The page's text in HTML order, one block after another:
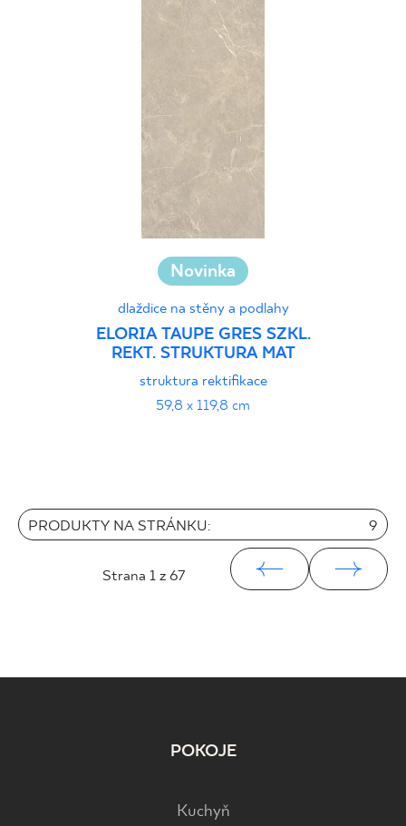
Novinka
dlaždice na stěny a podlahy
ELORIA TAUPE GRES SZKL.
REKT. STRUKTURA MAT
struktura rektifikace
59,8 x 119,8 cm
PRODUKTY NA STRÁNKU: 9
Strana 1 z 67
POKOJE
Kuchyň